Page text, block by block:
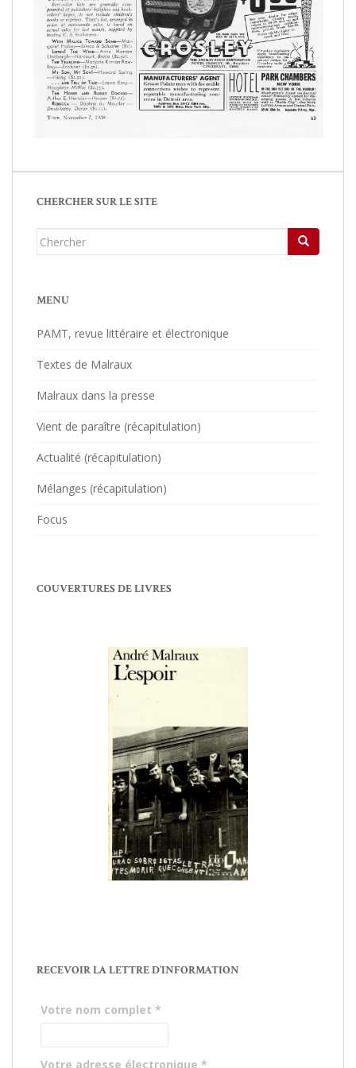
CHERCHER SUR LE SITE
Chercher...
MENU
PAMT, revue littéraire et électronique
Textes de Malraux
Malraux dans la presse
Vient de paraître (récapitulation)
Actualité (récapitulation)
Mélanges (récapitulation)
Focus
COUVERTURES DE LIVRES
RECEVOIR LA LETTRE D’INFORMATION
Votre nom complet *
Votre adresse électronique *